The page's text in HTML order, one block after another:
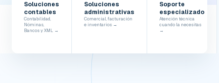
Soluciones
contables
Contabilidad,
Nóminas,
Bancos y XML →
Soluciones
administrativas
Comercial, facturación
e inventarios →
Soporte
especializado
Atención técnica
cuando la necesitas
→